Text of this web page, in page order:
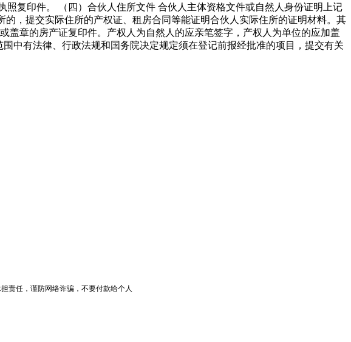
复印件。 （四）合伙人住所文件 合伙人主体资格文件或自然人身份证明上记
，提交实际住所的产权证、租房合同等能证明合伙人实际住所的证明材料。其
盖章的房产证复印件。产权人为自然人的应亲笔签字，产权人为单位的应加盖
中有法律、行政法规和国务院决定规定须在登记前报经批准的项目，提交有关
责任，谨防网络诈骗，不要付款给个人